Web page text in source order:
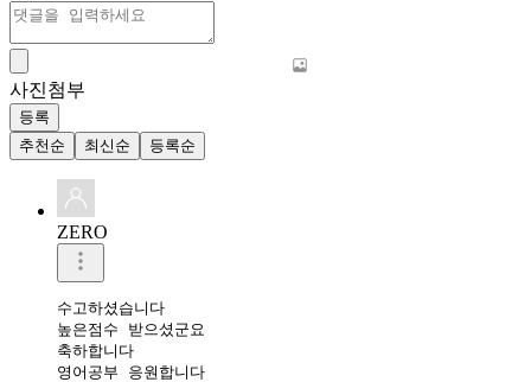
사진첨부
등록
추천순
최신순 등록순
ZERO
수고하셨습니다
높은점수 받으셨군요
축하합니다
영어공부 응원합니다